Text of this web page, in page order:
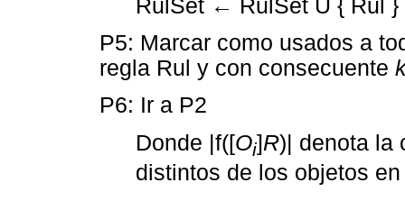
RulSet ← RulSet U { Rul }
P5: Marcar como usados a
regla Rul y con consecuente
P6: Ir a P2
Donde |f([Oi]R)| denota la
distintos de los objetos